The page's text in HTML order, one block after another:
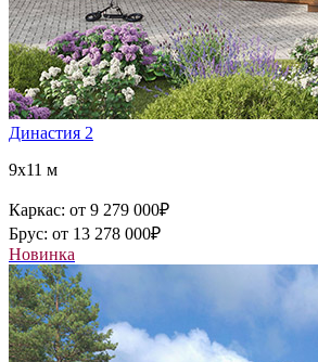
Династия 2
9x11 м
Каркас: от 9 279 000₽
Брус: от 13 278 000₽
Новинка